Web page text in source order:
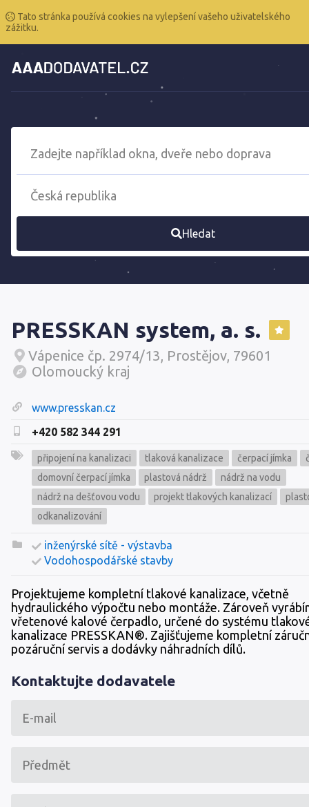
Tato stránka používá cookies na vylepšení vašeho uživatelského
zážitku.
Hledat
PRESSKAN system, a. s.
Vápenice čp. 2974/13, Prostějov, 79601
Olomoucký kraj
www.presskan.cz
+420 582 344 291
připojení na kanalizaci tlaková kanalizace čerpací jímka
domovní čerpací jímka
plastová nádrž
nádrž na vodu
nádrž na dešťovou vodu
projekt tlakových kanalizací
odkanalizování
inženýrské sítě - výstavba
Vodohospodářské stavby
Projektujeme kompletní tlakové kanalizace, včetně
hydraulického výpočtu nebo montáže. Zároveň
vřetenové kalové čerpadlo, určené do systému
kanalizace PRESSKAN®. Zajišťujeme kompletní
pozáruční servis a dodávky náhradních dílů.
Kontaktujte dodavatele